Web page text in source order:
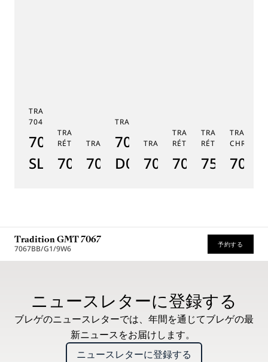
TRADITION TOURBILLON
7047
7047PT/YY/5ZU
SL
TRADITION SECONDE
RÉTROGRADE 7097
7097BR/GB/3WU
TRADITION GMT 7067
7067PT/NM/5W601
TRADITION 7038
7038BB/N9/7V6
D0
TRADITION 7037
7037PT/N9/5V6
TRADITION SECONDE
RÉTROGRADE 7035
7035BH/H2/
TRADITION
RÉTROGRADE
7597BB/
Tradition GMT 7067
7067BB/G1/9W6 予約する
ニュースレターに登録する
ブレゲのニュースレターでは、年間を通じてブレゲの最
新ニュースをお届けします。
ニュースレターに登録する